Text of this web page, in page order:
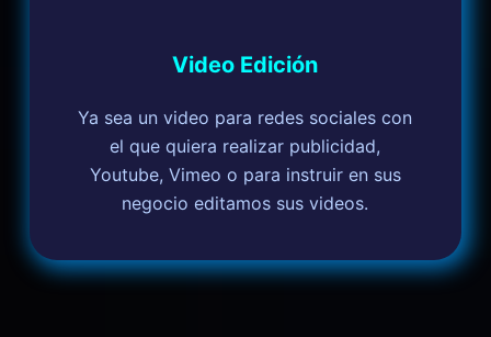
Video Edición
Ya sea un video para redes sociales con
el que quiera realizar publicidad,
Youtube, Vimeo o para instruir en sus
negocio editamos sus videos.